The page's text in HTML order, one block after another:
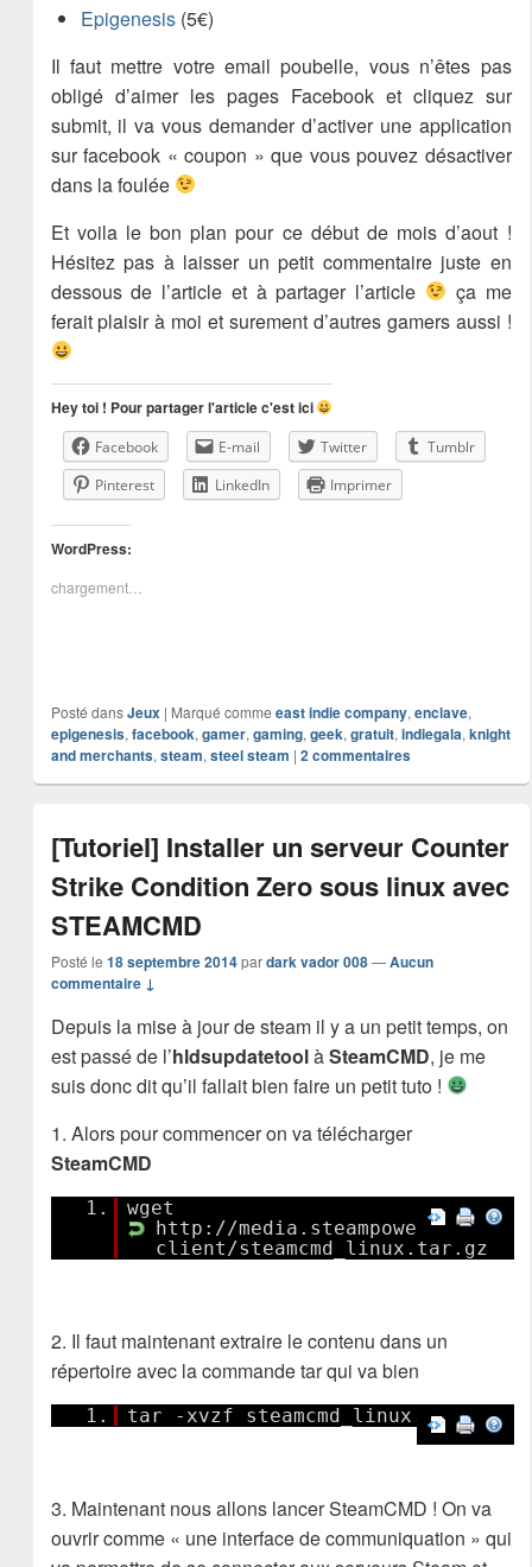
Epigenesis (5€)
Il faut mettre votre email poubelle, vous n’êtes pas
obligé d’aimer les pages Facebook et cliquez sur
submit, il va vous demander d’activer une application
sur facebook « coupon » que vous pouvez désactiver
dans la foulée
Et voila le bon plan pour ce début de mois d’aout !
Hésitez pas à laisser un petit commentaire juste en
dessous de l’article et à partager l’article
ça me
ferait plaisir à moi et surement d’autres gamers aussi !
Hey toi ! Pour partager l'article c'est ici
Facebook E-mail Twitter
Tumblr
Pinterest
LinkedIn Imprimer
WordPress:
chargement…
Posté dans Jeux | Marqué comme east indie company, enclave,
epigenesis, facebook, gamer, gaming, geek, gratuit, indiegala, knight
and merchants, steam, steel steam | 2 commentaires
[Tutoriel] Installer un serveur Counter
Strike Condition Zero sous linux avec
STEAMCMD
Posté le 18 septembre 2014 pardark vador 008 —Aucun
commentaire ↓
Depuis la mise à jour de steam il y a un petit temps, on
est passé de l’hldsupdatetoolàSteamCMD, je me
suis donc dit qu’il fallait bien faire un petit tuto !
1. Alors pour commencer on va télécharger
SteamCMD
1.
wget
http://media.steampowered.com/
client/steamcmd_linux.tar.gz
2. Il faut maintenant extraire le contenu dans un
répertoire avec la commande tar qui va bien
1. tar -xvzf steamcmd_linux.tar.gz
3. Maintenant nous allons lancer SteamCMD ! On va
ouvrir comme « une interface de communiquation » qui